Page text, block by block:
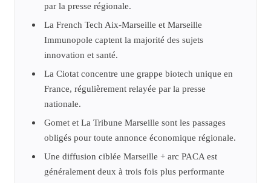
par la presse régionale.
La French Tech Aix-Marseille et Marseille
Immunopole captent la majorité des sujets
innovation et santé.
La Ciotat concentre une grappe biotech unique en
France, régulièrement relayée par la presse
nationale.
Gomet et La Tribune Marseille sont les passages
obligés pour toute annonce économique régionale.
Une diffusion ciblée Marseille + arc PACA est
généralement deux à trois fois plus performante